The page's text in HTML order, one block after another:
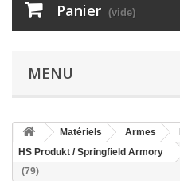
Panier (vide)
MENU
Matériels Armes
HS Produkt / Springfield Armory
(79)